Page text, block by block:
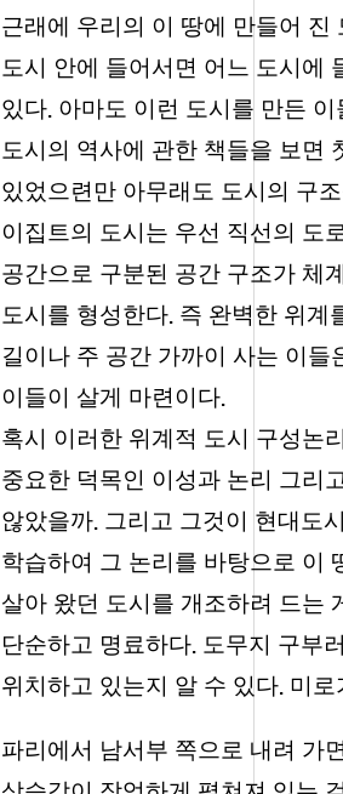
근래에 우리의 이 땅에 만들어 진
도시 안에 들어서면 어느 도시에
있다.아마도 이런 도시를 만든
도시의 역사에 관한 책들을 보면
있었으련만 아무래도 도시의 구
이집트의 도시는 우선 직선의 도
공간으로 구분된 공간 구조가 체
도시를 형성한다.즉 완벽한 위계
길이나 주 공간 가까이 사는 이
이들이 살게 마련이다.
혹시 이러한 위계적 도시 구성논
중요한 덕목인 이성과 논리 그리
않았을까.그리고 그것이 현대도
학습하여 그 논리를 바탕으로 이
살아 왔던 도시를 개조하려 드는
단순하고 명료하다.도무지 구부
위치하고 있는지 알 수 있다.미로
파리에서 남서부 쪽으로 내려 가